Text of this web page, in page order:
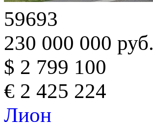
59693
230 000 000 руб.
$ 2 799 100
€ 2 425 224
Лион